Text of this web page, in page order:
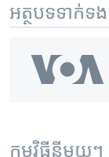
អត្ថបទ​ទាក់ទង
កម្មវិធី​នីមួយៗ